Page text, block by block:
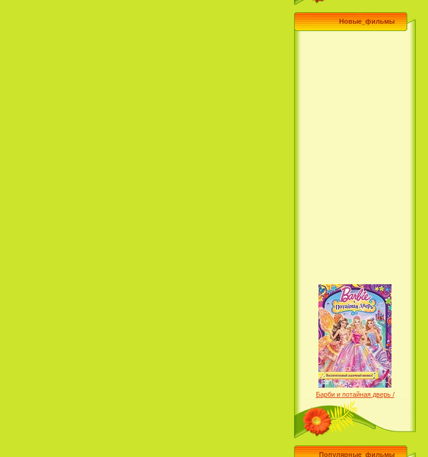
Новые_фильмы
Барби и потайная дверь /
Barbie and the Secret Door
(2014)
Популярные_фильмы